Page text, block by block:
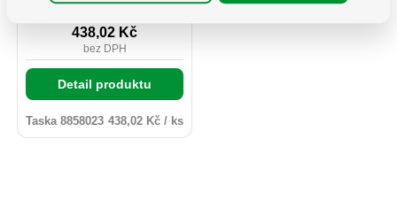
zesílené šití pro vyšší
pevnost a dlouhou životnost.
Stabilitu zajišťuje 6 gumových
nožiček. Taška je vybavena 3
kapsami pro baterie do 4Ah, 2
kapsami pro baterie do 6Ah, 2
vnějšími kapsami pro drobné
438,02 Kč
bez DPH
Detail produktu
Taska 8858023 438,02 Kč / ks